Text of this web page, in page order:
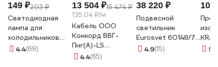
149 ₽203 ₽
Светодиодная
лампа для
холодильников
Volpe Матовая
4.4(69)
13 504 ₽15 474 ₽
135.04 ₽/м
Кабель ООО
Конкорд ВВГ-
Пнг(А)-LS
3x2,5ок(N, PE) -
4.4(65)
38 220 ₽
Подвесной
светильник
Eurosvet 60148/7
матовое золото
4.9(15)
103
205